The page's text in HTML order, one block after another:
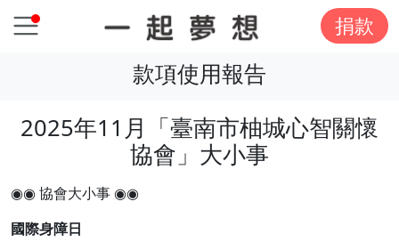
捐款
款項使用報告
2025年11月「臺南市柚城心智關懷
協會」大小事
◉◉ 協會大小事 ◉◉
國際身障日